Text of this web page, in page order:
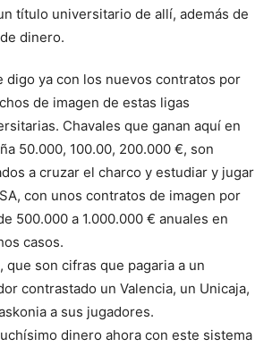
título universitario de allí, además de
dinero.
digo ya con los nuevos contratos por
de imagen de estas ligas
Chavales que ganan aquí en
50.000, 100.00, 200.000 €, son
a cruzar el charco y estudiar y jugar
con unos contratos de imagen por
500.000 a 1.000.000 € anuales en
casos.
que son cifras que pagaria a un
contrastado un Valencia, un Unicaja,
a sus jugadores.
dinero ahora con este sistema